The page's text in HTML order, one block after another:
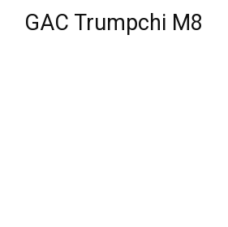
GAC Trumpchi M8